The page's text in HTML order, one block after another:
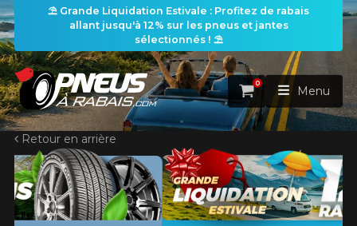
⛱️ Grande Liquidation Estivale : Profitez de rabais
allant jusqu'à 12% sur les pneus et jantes
sélectionnés ! ⛱️
ACCUEIL
PNEUS
Panier
0
Menu
Retour en arrière